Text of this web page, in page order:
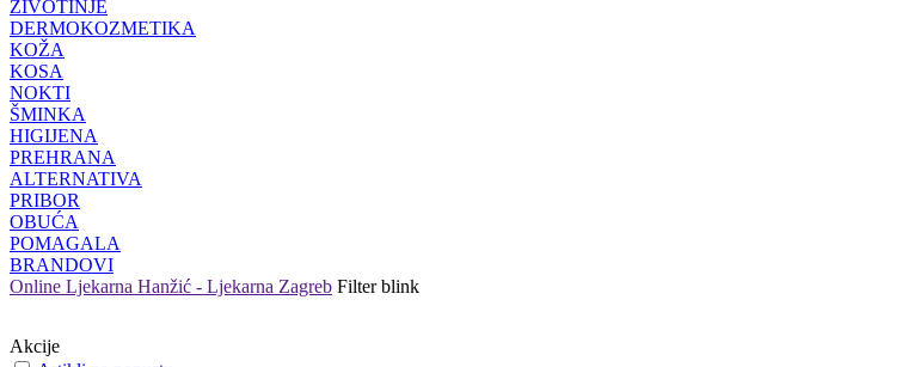
ŽIVOTINJE
DERMOKOZMETIKA
KOŽA
KOSA
NOKTI
ŠMINKA
HIGIJENA
PREHRANA
ALTERNATIVA
PRIBOR
OBUĆA
POMAGALA
BRANDOVI
Online Ljekarna Hanžić - Ljekarna Zagreb Filter blink
Akcije